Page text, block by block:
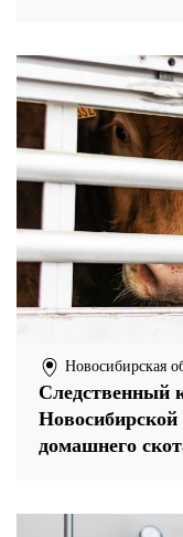
Новосибирская
Следственный
Новосибирской
домашнего